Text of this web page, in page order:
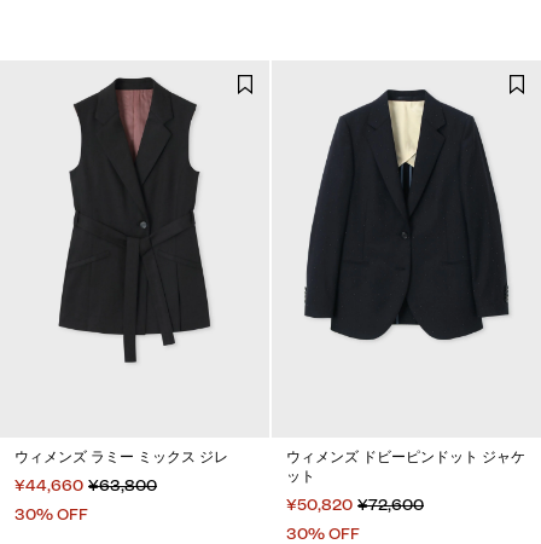
ウィメンズ ラミー ミックス ジレ
¥44,660 ¥63,800
30% OFF
ウィメンズ ドビーピンドット ジャケ
ット
¥50,820 ¥72,600
30% OFF